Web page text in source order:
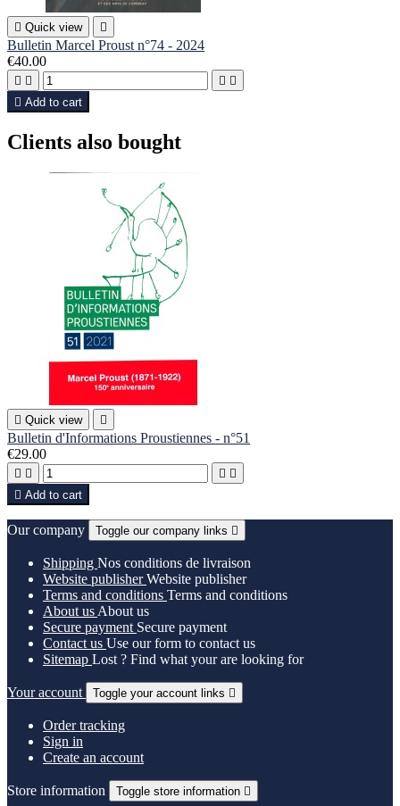
 Quick view 
Bulletin Marcel Proust n°74 - 2024
€40.00
   
 Add to cart
Clients also bought
 Quick view 
Bulletin d'Informations Proustiennes - n°51
€29.00
   
 Add to cart
Our company Toggle our company links 
Shipping Nos conditions de livraison
Website publisherWebsite publisher
Terms and conditions Terms and conditions
About us About us
Secure payment Secure payment
Contact us Use our form to contact us
Sitemap Lost ? Find what your are looking for
Your account Toggle your account links 
Order tracking
Sign in
Create an account
Store information Toggle store information 